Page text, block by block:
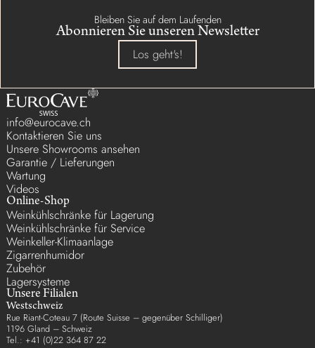
Bleiben Sie auf dem Laufenden
Abonnieren Sie unseren Newsletter
Los geht's!
info@eurocave.ch
Kontaktieren Sie uns
Unsere Showrooms ansehen
Garantie / Lieferungen
Wartung
Videos
Online-Shop
Weinkühlschränke für Lagerung
Weinkühlschränke für Service
Weinkeller-Klimaanlage
Zigarrenhumidor
Zubehör
Lagersysteme
Unsere Filialen
Westschweiz
Rue Riant-Coteau 7 (Route Suisse – gegenüber Schilliger)
1196 Gland – Schweiz
Tel.: +41 (0)22 364 87 22